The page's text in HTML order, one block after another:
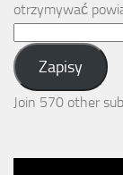
otrzymywać
Address:
Zapisy
Join 570 other